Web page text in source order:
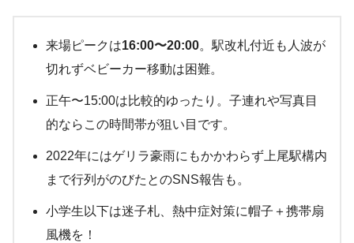
来場ピークは16:00〜20:00。駅改札付近も人波が
切れずベビーカー移動は困難。
正午〜15:00は比較的ゆったり。子連れや写真目
的ならこの時間帯が狙い目です。
2022年にはゲリラ豪雨にもかかわらず上尾駅構内
まで行列がのびたとのSNS報告も。
小学生以下は迷子札、熱中症対策に帽子＋携帯扇
風機を！